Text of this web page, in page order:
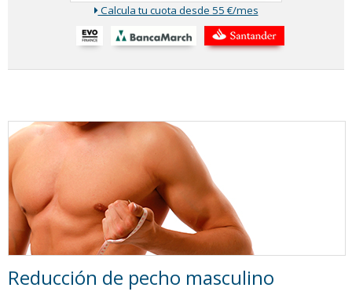
Calcula tu cuota desde 55 €/mes
Reducción de pecho masculino